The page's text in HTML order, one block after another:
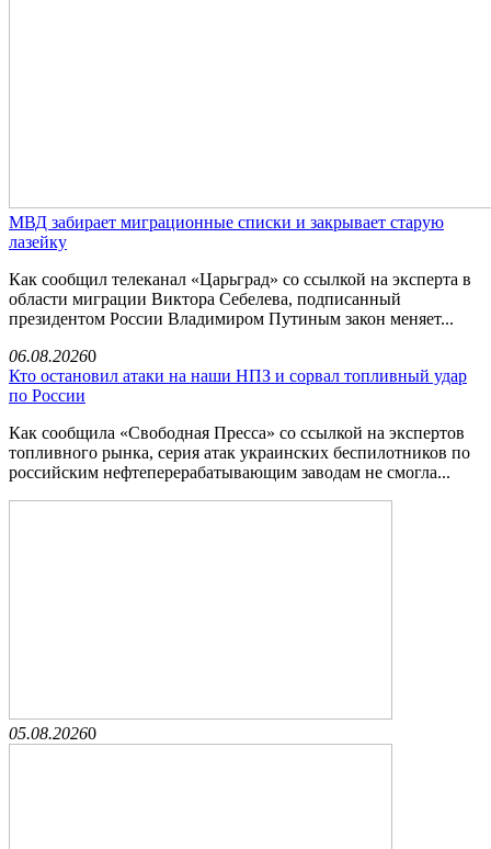
МВД забирает миграционные списки и закрывает старую
лазейку
Как сообщил телеканал «Царьград» со ссылкой на эксперта в
области миграции Виктора Себелева, подписанный
президентом России Владимиром Путиным закон меняет...
06.08.20260
Кто остановил атаки на наши НПЗ и сорвал топливный удар
по России
Как сообщила «Свободная Пресса» со ссылкой на экспертов
топливного рынка, серия атак украинских беспилотников по
российским нефтеперерабатывающим заводам не смогла...
05.08.20260